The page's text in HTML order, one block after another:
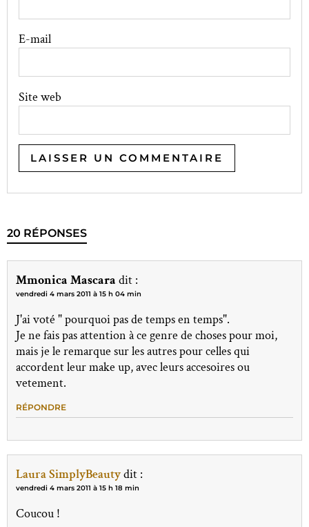
E-mail
Site web
20 RÉPONSES
Mmonica Mascara dit :
vendredi 4 mars 2011 à 15 h 04 min
J'ai voté " pourquoi pas de temps en temps".
Je ne fais pas attention à ce genre de choses pour moi,
mais je le remarque sur les autres pour celles qui
accordent leur make up, avec leurs accesoires ou
vetement.
RÉPONDRE
Laura SimplyBeautydit :
vendredi 4 mars 2011 à 15 h 18 min
Coucou !